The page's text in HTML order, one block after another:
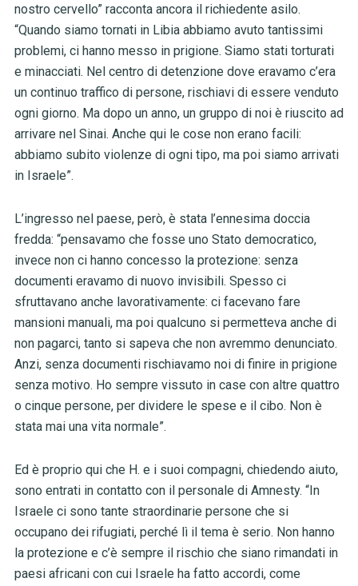
nostro cervello” racconta ancora il richiedente asilo.
“Quando siamo tornati in Libia abbiamo avuto tantissimi
problemi, ci hanno messo in prigione. Siamo stati torturati
e minacciati. Nel centro di detenzione dove eravamo c’era
un continuo traffico di persone, rischiavi di essere venduto
ogni giorno. Ma dopo un anno, un gruppo di noi è riuscito ad
arrivare nel Sinai. Anche qui le cose non erano facili:
abbiamo subito violenze di ogni tipo, ma poi siamo arrivati
in Israele”.
L’ingresso nel paese, però, è stata l’ennesima doccia
fredda: “pensavamo che fosse uno Stato democratico,
invece non ci hanno concesso la protezione: senza
documenti eravamo di nuovo invisibili. Spesso ci
sfruttavano anche lavorativamente: ci facevano fare
mansioni manuali, ma poi qualcuno si permetteva anche di
non pagarci, tanto si sapeva che non avremmo denunciato.
Anzi, senza documenti rischiavamo noi di finire in prigione
senza motivo. Ho sempre vissuto in case con altre quattro
o cinque persone, per dividere le spese e il cibo. Non è
stata mai una vita normale”.
Ed è proprio qui che H. e i suoi compagni, chiedendo aiuto,
sono entrati in contatto con il personale di Amnesty. “In
Israele ci sono tante straordinarie persone che si
occupano dei rifugiati, perché lì il tema è serio. Non hanno
la protezione e c’è sempre il rischio che siano rimandati in
paesi africani con cui Israele ha fatto accordi, come